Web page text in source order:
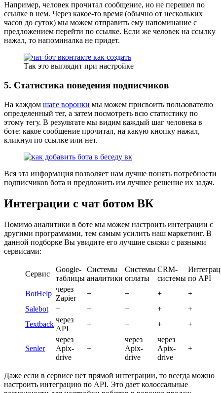
Например, человек прочитал сообщение, но не перешел по
ссылке в нем. Через какое-то время (обычно от нескольких
часов до суток) мы можем отправить ему напоминание с
предложением перейти по ссылке. Если же человек на ссылку
нажал, то напоминалка не придет.
Так это выглядит при настройке
5. Статистика поведения подписчиков
На каждом шаге воронки мы можем присвоить пользователю
определенный тег, а затем посмотреть всю статистику по
этому тегу. В результате мы видим каждый шаг человека в
боте: какое сообщение прочитал, на какую кнопку нажал,
кликнул по ссылке или нет.
Вся эта информация позволяет нам лучше понять потребности
подписчиков бота и предложить им лучшее решение их задач.
Интеграции с чат ботом ВК
Помимо аналитики в боте мы можем настроить интеграции с
другими программами, тем самым усилить наш маркетинг. В
данной подборке Вы увидите его лучшие связки с разными
сервисами:
Сервис
Google-
таблицы
Системы
аналитики
Системы
оплаты
CRM-
системы по API
BotHelp
через
Zapier
+ + +
+
Salebot
+ + + +
+
Textback
через
API
+ + + +
Senler
через
Apix-
drive
+
через
Apix-
drive
через
Apix-
drive
+
Даже если в сервисе нет прямой интеграции, то всегда можно
настроить интеграцию по API. Это дает колоссальные